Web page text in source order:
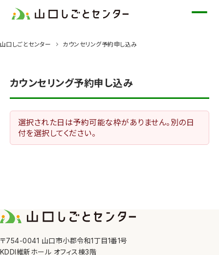
コ
山口しごとセンター カウンセリング予約申し込み
カウンセリング予約申し込み
選択された日は予約可能な枠がありません。別の日
付を選択してください。
〒754-0041 山口市小郡令和1丁目1番1号
KDDI維新ホール オフィス棟3階